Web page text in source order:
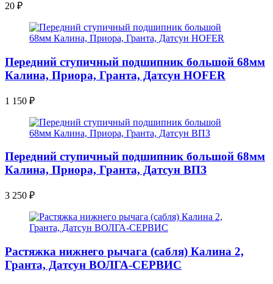
20 ₽
Передний ступичный подшипник большой 68мм
Калина, Приора, Гранта, Датсун HOFER
1 150 ₽
Передний ступичный подшипник большой 68мм
Калина, Приора, Гранта, Датсун ВПЗ
3 250 ₽
Растяжка нижнего рычага (сабля) Калина 2,
Гранта, Датсун ВОЛГА-СЕРВИС